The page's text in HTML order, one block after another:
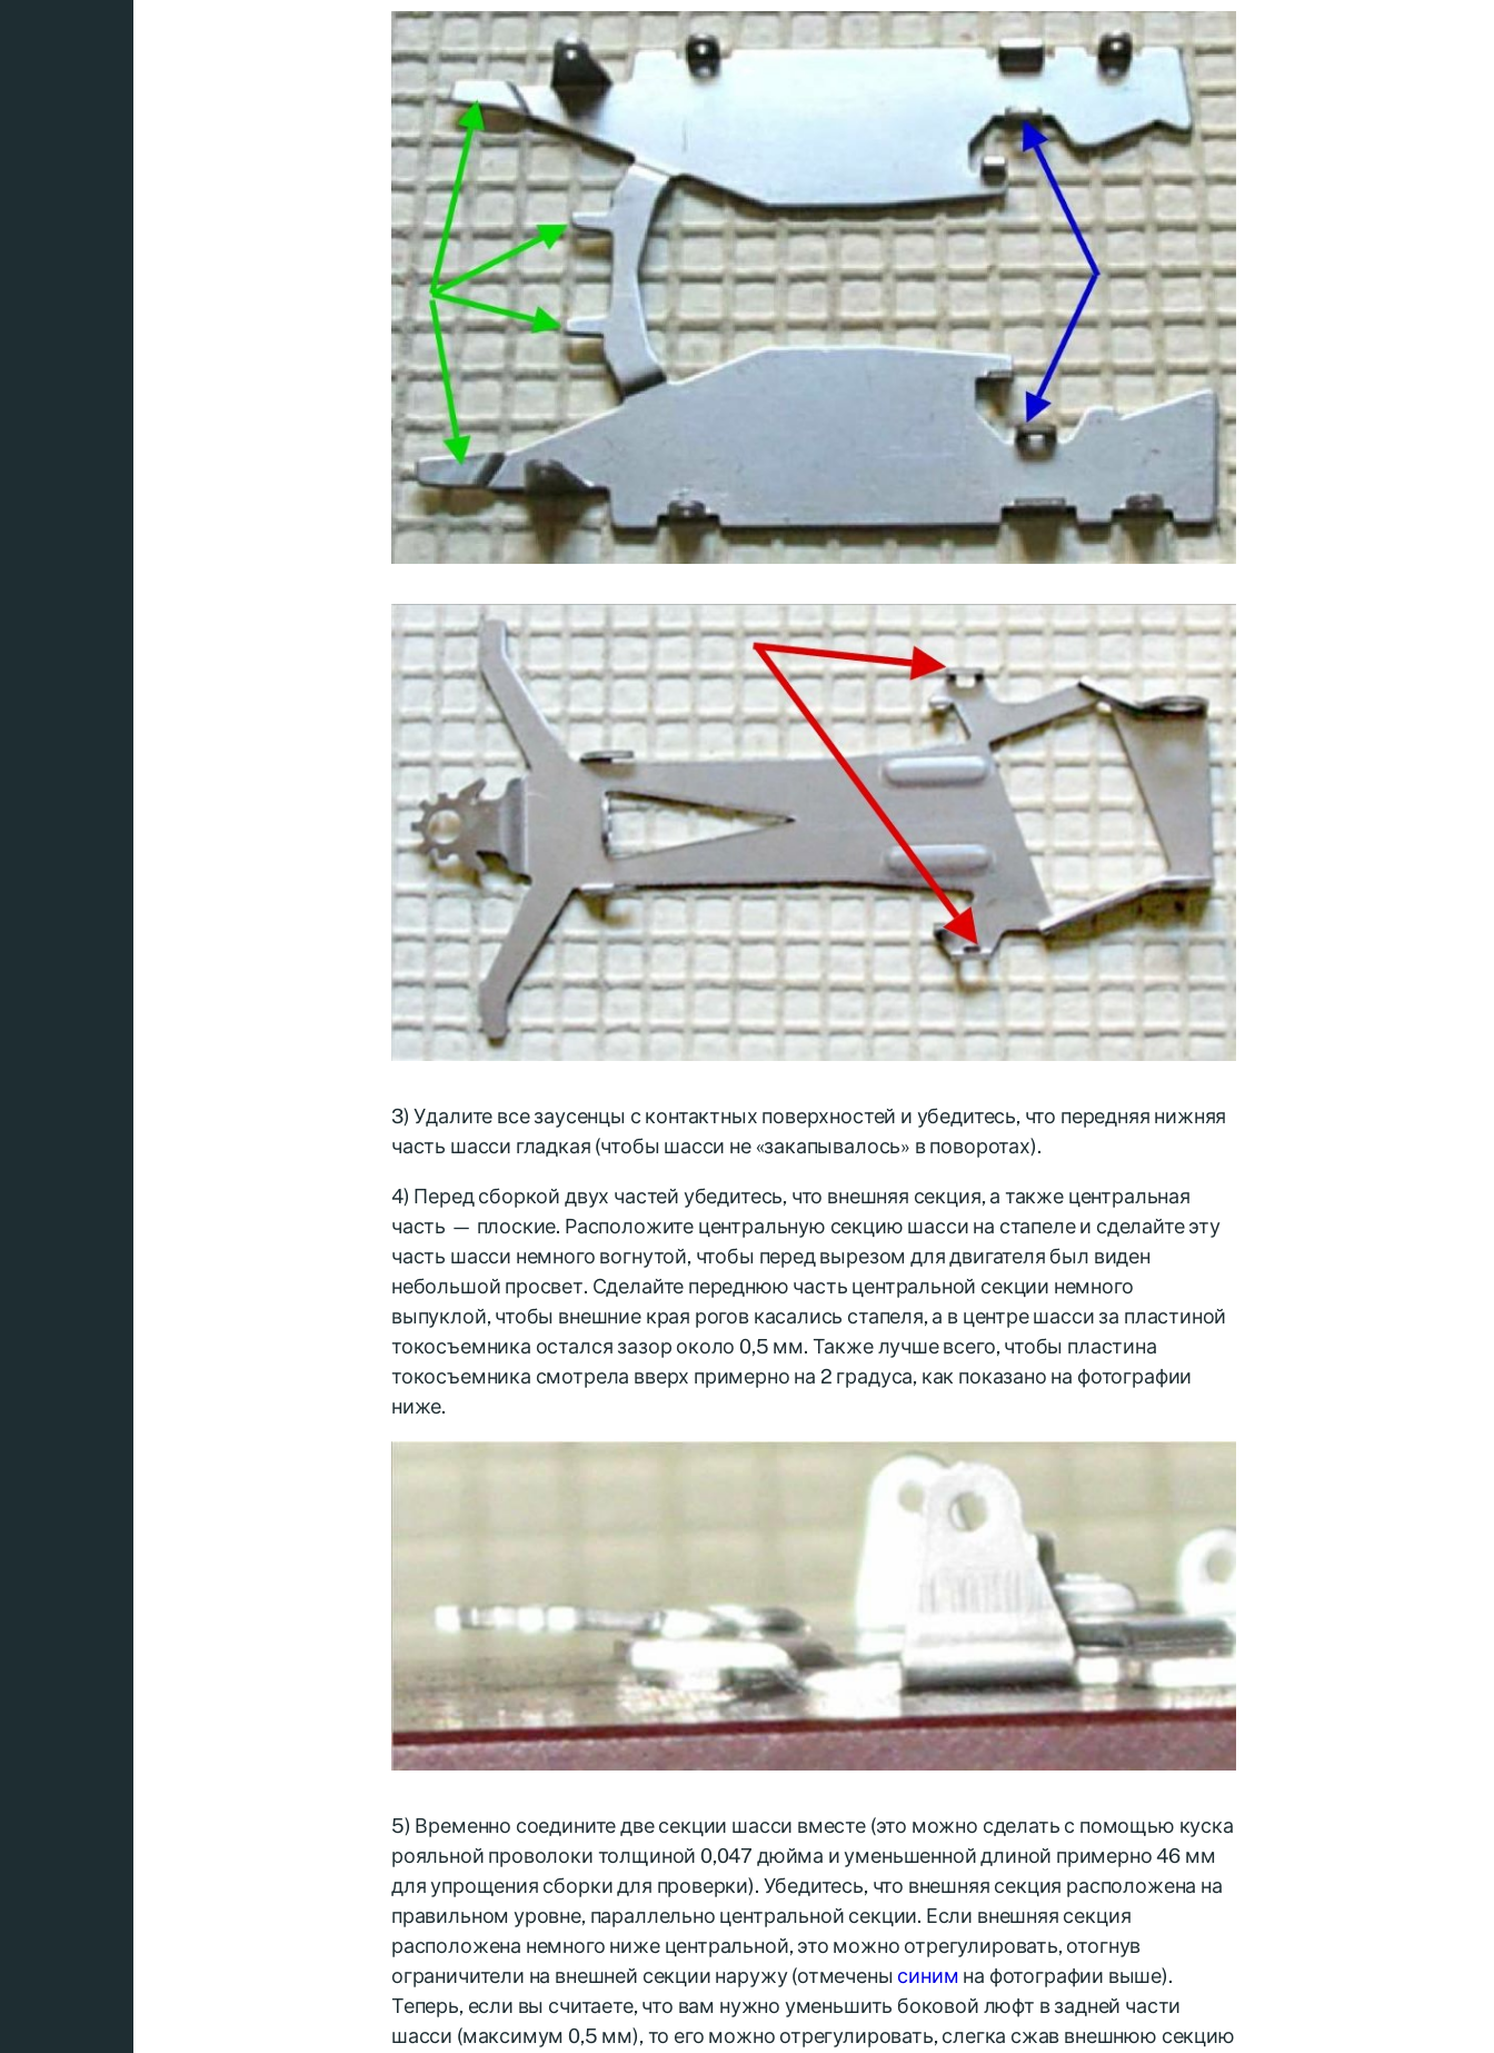
3) Удалите все заусенцы с контактных поверхностей и убедитесь, что передняя нижняя
часть шасси гладкая (чтобы шасси не «закапывалось» в поворотах).
4) Перед сборкой двух частей убедитесь, что внешняя секция, а также центральная
часть — плоские. Расположите центральную секцию шасси на стапеле и сделайте эту
часть шасси немного вогнутой, чтобы перед вырезом для двигателя был виден
небольшой просвет. Сделайте переднюю часть центральной секции немного
выпуклой, чтобы внешние края рогов касались стапеля, а в центре шасси за пластиной
токосъемника остался зазор около 0,5 мм. Также лучше всего, чтобы пластина
токосъемника смотрела вверх примерно на 2 градуса, как показано на фотографии
ниже.
5) Временно соедините две секции шасси вместе (это можно сделать с помощью куска
рояльной проволоки толщиной 0,047 дюйма и уменьшенной длиной примерно 46 мм
для упрощения сборки для проверки). Убедитесь, что внешняя секция расположена на
правильном уровне, параллельно центральной секции. Если внешняя секция
расположена немного ниже центральной, это можно отрегулировать, отогнув
ограничители на внешней секции наружу (отмечены синим на фотографии выше).
Теперь, если вы считаете, что вам нужно уменьшить боковой люфт в задней части
шасси (максимум 0,5 мм), то его можно отрегулировать, слегка сжав внешнюю секцию